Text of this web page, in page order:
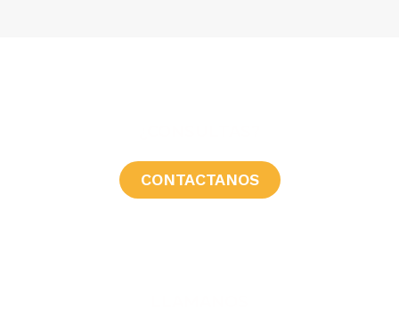
CONTACTANOS